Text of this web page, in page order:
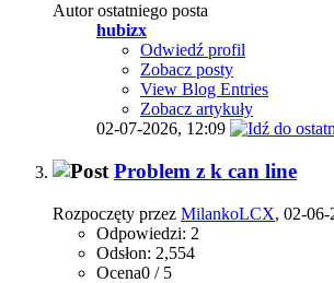
Autor ostatniego posta
hubizx
Odwiedź profil
Zobacz posty
View Blog Entries
Zobacz artykuły
02-07-2026, 12:09
Problem z k can line
Rozpoczęty przez MilankoLCX, 02-06-
Odpowiedzi: 2
Odsłon: 2,554
Ocena0 / 5